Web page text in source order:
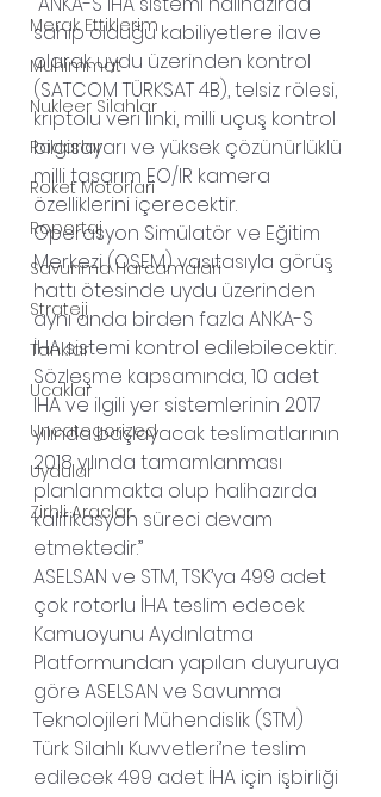
Merak Ettiklerim
Muhimmat
Nukleer Silahlar
Radarlar
Roket Motorlari
Roportaj
Savunma Harcamalari
Strateji
Tanklar
Ucaklar
Uncategorized
Uydular
Zirhli Araclar
sahip olduğu kabiliyetlere ilave
olarak uydu üzerinden kontrol
(SATCOM TÜRKSAT 4B), telsiz rölesi,
kriptolu veri linki, milli uçuş kontrol
bilgisayarı ve yüksek çözünürlüklü
milli tasarım EO/IR kamera
özelliklerini içerecektir.
Operasyon Simülatör ve Eğitim
Merkezi (OSEM) vasıtasıyla görüş
hattı ötesinde uydu üzerinden
aynı anda birden fazla ANKA-S
İHA sistemi kontrol edilebilecektir.
Sözleşme kapsamında, 10 adet
İHA ve ilgili yer sistemlerinin 2017
yılında başlayacak teslimatlarının
2018 yılında tamamlanması
planlanmakta olup halihazırda
kalifikasyon süreci devam
etmektedir.”
ASELSAN ve STM, TSK’ya 499 adet
çok rotorlu İHA teslim edecek
Kamuoyunu Aydınlatma
Platformundan yapılan duyuruya
göre ASELSAN ve Savunma
Teknolojileri Mühendislik (STM)
Türk Silahlı Kuvvetleri’ne teslim
edilecek 499 adet İHA için işbirliği